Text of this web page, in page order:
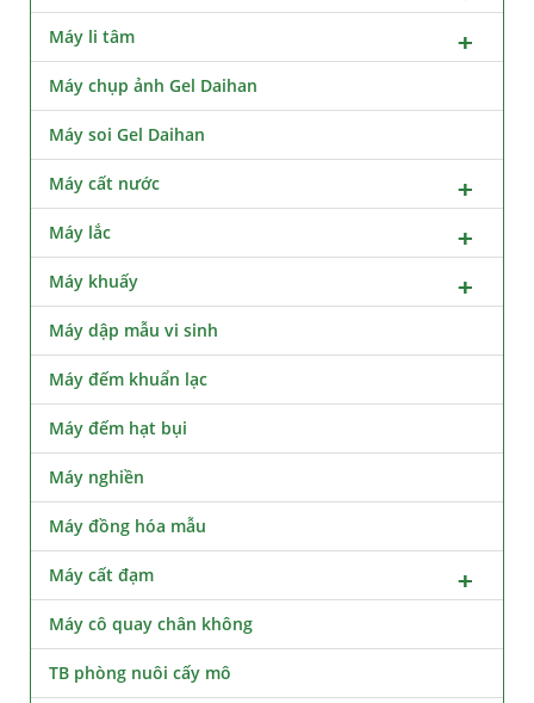
Máy li tâm
Máy chụp ảnh Gel Daihan
Máy soi Gel Daihan
Máy cất nước
Máy lắc
Máy khuấy
Máy dập mẫu vi sinh
Máy đếm khuẩn lạc
Máy đếm hạt bụi
Máy nghiền
Máy đồng hóa mẫu
Máy cất đạm
Máy cô quay chân không
TB phòng nuôi cấy mô